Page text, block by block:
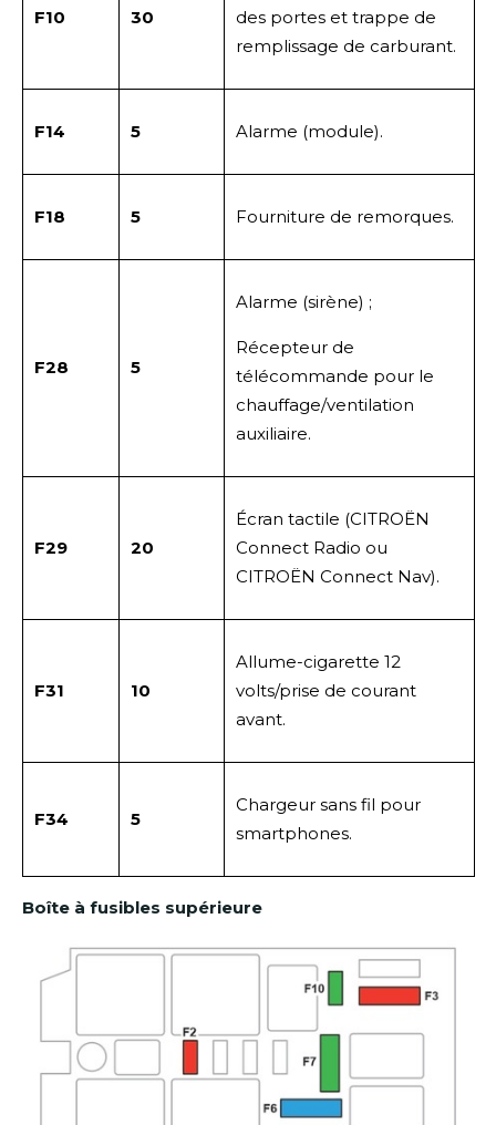
F10 30
des portes et trappe de
remplissage de carburant.
F14 5 Alarme (module).
F18 5 Fourniture de remorques.
F28 5
Alarme (sirène) ;
Récepteur de
télécommande pour le
chauffage/ventilation
auxiliaire.
F29 20
Écran tactile (CITROËN
Connect Radio ou
CITROËN Connect Nav).
F31 10
Allume-cigarette 12
volts/prise de courant
avant.
F34 5
Chargeur sans fil pour
smartphones.
Boîte à fusibles supérieure